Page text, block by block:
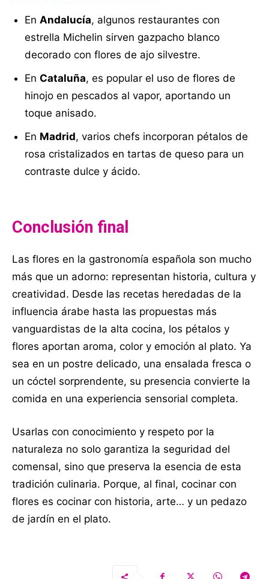
En Andalucía, algunos restaurantes con
estrella Michelin sirven gazpacho blanco
decorado con flores de ajo silvestre.
En Cataluña, es popular el uso de flores de
hinojo en pescados al vapor, aportando un
toque anisado.
En Madrid, varios chefs incorporan pétalos de
rosa cristalizados en tartas de queso para un
contraste dulce y ácido.
Conclusión final
Las flores en la gastronomía española son mucho
más que un adorno: representan historia, cultura y
creatividad. Desde las recetas heredadas de la
influencia árabe hasta las propuestas más
vanguardistas de la alta cocina, los pétalos y
flores aportan aroma, color y emoción al plato. Ya
sea en un postre delicado, una ensalada fresca o
un cóctel sorprendente, su presencia convierte la
comida en una experiencia sensorial completa.
Usarlas con conocimiento y respeto por la
naturaleza no solo garantiza la seguridad del
comensal, sino que preserva la esencia de esta
tradición culinaria. Porque, al final, cocinar con
flores es cocinar con historia, arte… y un pedazo
de jardín en el plato.